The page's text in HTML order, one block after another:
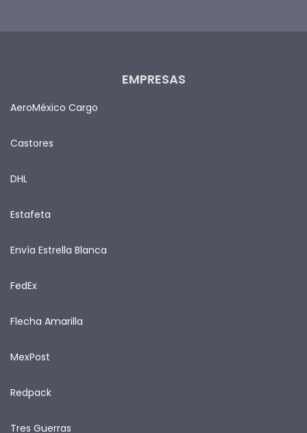
EMPRESAS
AeroMéxico Cargo
Castores
DHL
Estafeta
Envía Estrella Blanca
FedEx
Flecha Amarilla
MexPost
Redpack
Tres Guerras